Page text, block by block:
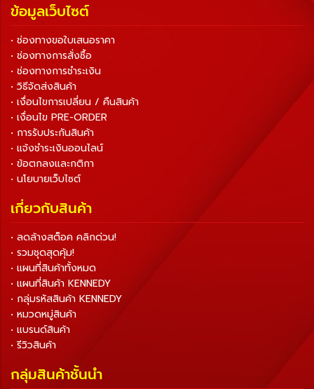
ข้อมูลเว็บไซต์
• ช่องทางขอใบเสนอราคา
• ช่องทางการสั่งซื้อ
• ช่องทางการชำระเงิน
• วิธีจัดส่งสินค้า
• เงื่อนไขการเปลี่ยน / คืนสินค้า
• เงื่อนไข PRE-ORDER
• การรับประกันสินค้า
• แจ้งชำระเงินออนไลน์
• ข้อตกลงและกติกา
• นโยบายเว็บไซต์
เกี่ยวกับสินค้า
• ลดล้างสต็อค คลิกด่วน!
• รวมชุดสุดคุ้ม!
• แผนที่สินค้าทั้งหมด
• แผนที่สินค้า KENNEDY
• กลุ่มรหัสสินค้า KENNEDY
• หมวดหมู่สินค้า
• แบรนด์สินค้า
• รีวิวสินค้า
กลุ่มสินค้าชั้นนำ